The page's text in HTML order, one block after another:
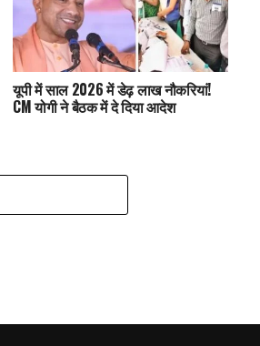
यूपी में साल 2026 में डेढ़ लाख नौकरियां!
CM योगी ने बैठक में दे दिया आदेश